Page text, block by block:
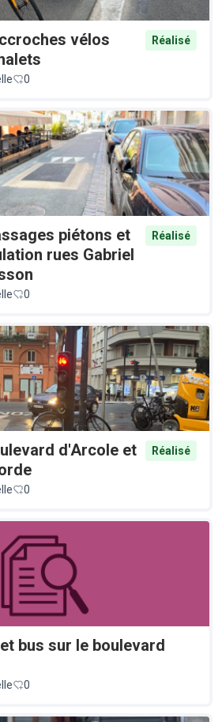
vélos
Réalisé
0
piétons et
rues Gabriel
Réalisé
0
d'Arcole et
Réalisé
0
bus sur le boulevard
0